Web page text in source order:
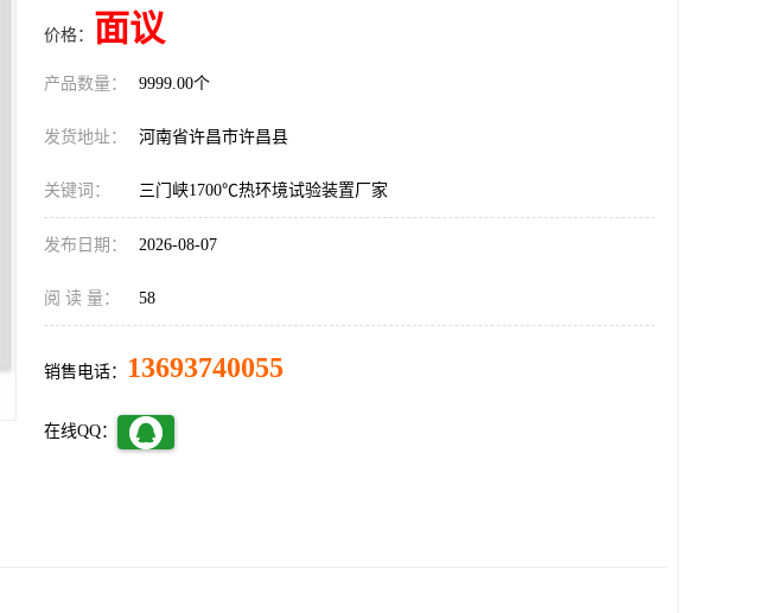
价格： 面议
产品数量： 9999.00个
发货地址： 河南省许昌市许昌县
关键词： 三门峡1700℃热环境试验装置厂家
发布日期： 2026-08-07
阅 读 量： 58
销售电话： 13693740055
在线QQ：